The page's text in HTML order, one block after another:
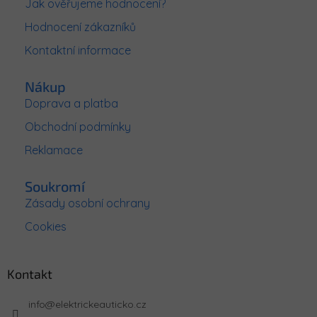
Jak ověřujeme hodnocení?
Hodnocení zákazníků
Kontaktní informace
Nákup
Doprava a platba
Obchodní podmínky
Reklamace
Soukromí
Zásady osobní ochrany
Cookies
Kontakt
info@elektrickeauticko.cz